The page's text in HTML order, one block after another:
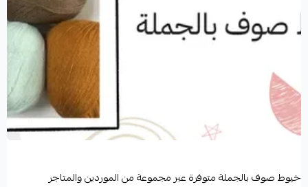
خيوط صوف بالجملة متوفرة عبر مجموعة من الموردين والمتاجر